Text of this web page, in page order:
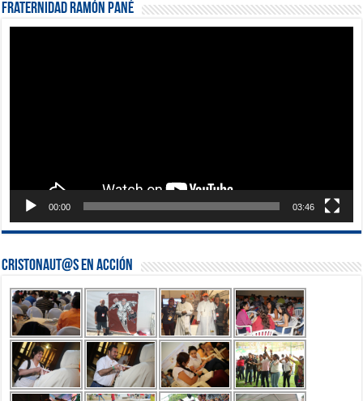
Fraternidad Ramón Pané
00:00 03:46
Cristonaut@s en Acción